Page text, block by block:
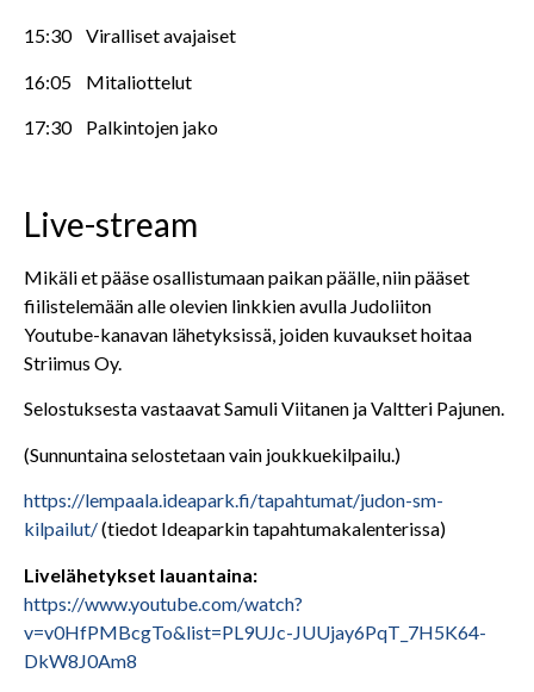
15:30 Viralliset avajaiset
16:05 Mitaliottelut
17:30 Palkintojen jako
Live-stream
Mikäli et pääse osallistumaan paikan päälle, niin pääset
fiilistelemään alle olevien linkkien avulla Judoliiton
Youtube-kanavan lähetyksissä, joiden kuvaukset hoitaa
Striimus Oy.
Selostuksesta vastaavat Samuli Viitanen ja Valtteri Pajunen.
(Sunnuntaina selostetaan vain joukkuekilpailu.)
https://lempaala.ideapark.fi/tapahtumat/judon-sm-
kilpailut/(tiedot Ideaparkin tapahtumakalenterissa)
Livelähetykset lauantaina:
https://www.youtube.com/watch?
v=v0HfPMBcgTo&list=PL9UJc-JUUjay6PqT_7H5K64-
DkW8J0Am8